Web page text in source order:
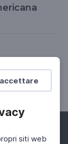
siti web